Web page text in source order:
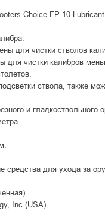
Сhoice FP-10
для чистки стволов
для чистки калибров
ствола, также
и гладкоствольного
средства для ухода за
Inc (USA).